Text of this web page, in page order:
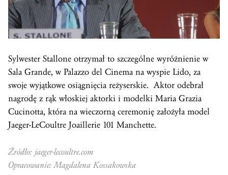
Sylwester Stallone otrzymał to szczególne wyróżnienie w
Sala Grande, w Palazzo del Cinema na wyspie Lido, za
swoje wyjątkowe osiągnięcia reżyserskie. Aktor odebrał
nagrodę z rąk włoskiej aktorki i modelki Maria Grazia
Cucinotta, która na wieczorną ceremonię założyła model
Jaeger-LeCoultre Joaillerie 101 Manchette.
Źródło: jaeger-lecoultre.com
Opracowanie: Magdalena Kossakowska